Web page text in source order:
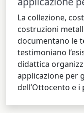
La collezione,
costruzioni
documentano le
testimoniano
didattica
applicazione per
dell’Ottocento e